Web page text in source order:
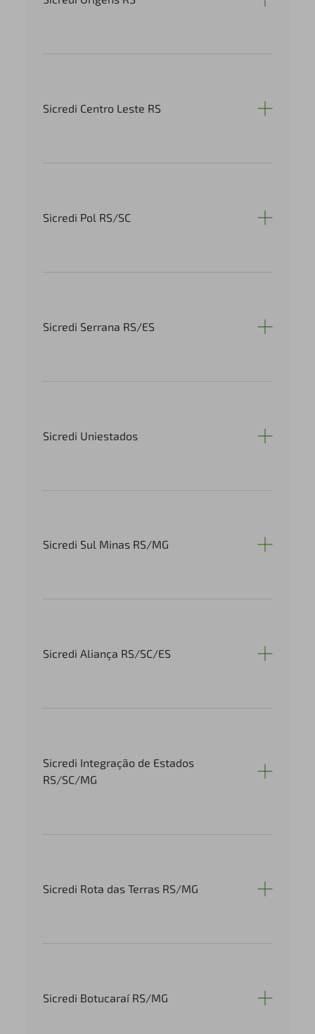
Sicredi Centro Leste RS
Sicredi Pol RS/SC
Sicredi Serrana RS/ES
Sicredi Uniestados
Sicredi Sul Minas RS/MG
Sicredi Aliança RS/SC/ES
Sicredi Integração de Estados
RS/SC/MG
Sicredi Rota das Terras RS/MG
Sicredi Botucaraí RS/MG